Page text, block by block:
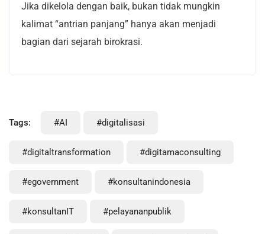
Jika dikelola dengan baik, bukan tidak mungkin
kalimat “antrian panjang” hanya akan menjadi
bagian dari sejarah birokrasi.
Tags: #AI #digitalisasi
#digitaltransformation #digitamaconsulting
#egovernment #konsultanindonesia
#konsultanIT #pelayananpublik